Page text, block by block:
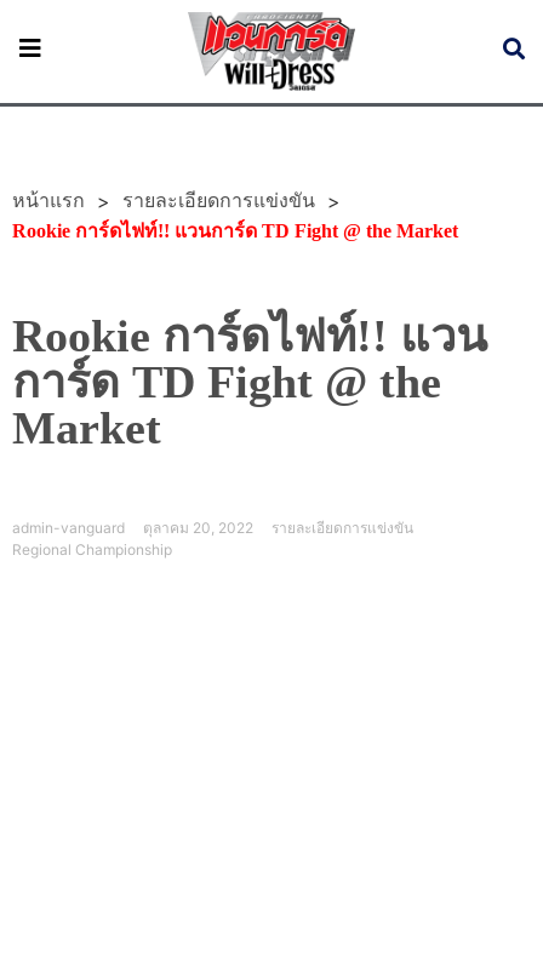
หน้าแรก > รายละเอียดการแข่งขัน >
Rookie การ์ดไฟท์!! แวนการ์ด TD Fight @ the Market
Rookie การ์ดไฟท์!! แวน
การ์ด TD Fight @ the
Market
admin-vanguard ตุลาคม 20, 2022
รายละเอียดการแข่งขัน
Regional Championship